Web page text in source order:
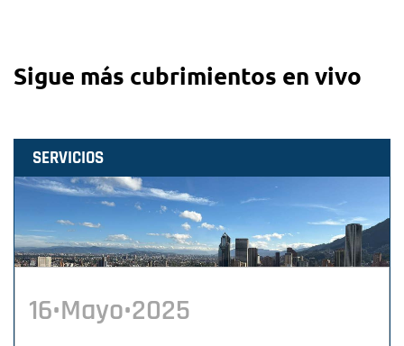
Sigue más cubrimientos en vivo
SERVICIOS
16•Mayo•2025